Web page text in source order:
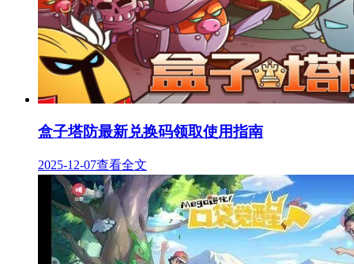
盒子塔防最新兑换码领取使用指南
2025-12-07查看全文